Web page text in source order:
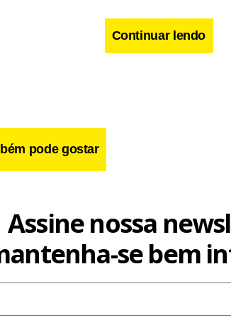
criado pelo presidente Lula, já registrou R$
com descontos médios de 65% e juros
Continuar lendo
pode gostar
Assine nossa
se bem